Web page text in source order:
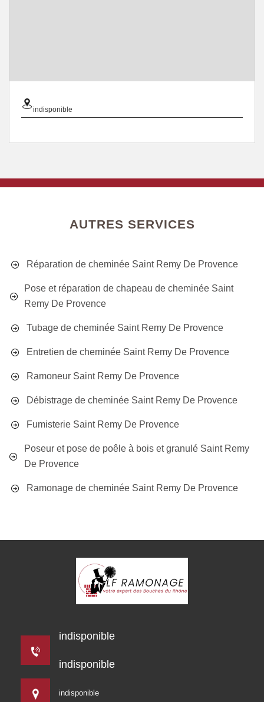
indisponible
AUTRES SERVICES
Réparation de cheminée Saint Remy De Provence
Pose et réparation de chapeau de cheminée Saint
Remy De Provence
Tubage de cheminée Saint Remy De Provence
Entretien de cheminée Saint Remy De Provence
Ramoneur Saint Remy De Provence
Débistrage de cheminée Saint Remy De Provence
Fumisterie Saint Remy De Provence
Poseur et pose de poêle à bois et granulé Saint Remy
De Provence
Ramonage de cheminée Saint Remy De Provence
indisponible
indisponible
indisponible